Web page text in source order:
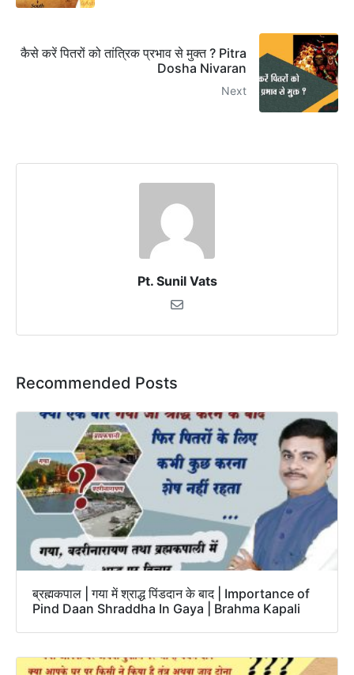
कैसे करें पितरों को तांत्रिक प्रभाव से मुक्त ? Pitra
Dosha Nivaran
Next
Pt. Sunil Vats
Recommended Posts
ब्रह्मकपाल | गया में श्राद्ध पिंडदान के बाद | Importance of
Pind Daan Shraddha In Gaya | Brahma Kapali